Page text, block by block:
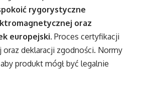
rygorystyczne
oraz
europejski. Proces certyfikacji
deklaracji zgodności. Normy
produkt mógł być legalnie